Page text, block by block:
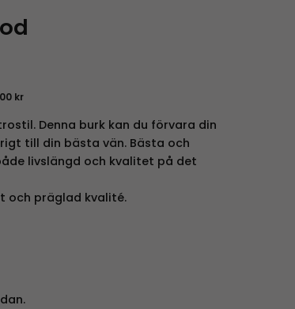
kr
Denna burk kan du förvara din
till din bästa vän. Bästa och
livslängd och kvalitet på det
och präglad kvalité.